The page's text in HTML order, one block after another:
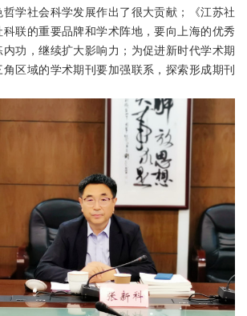
学社会科学发展作出了很大贡献；《江苏社
联的重要品牌和学术阵地，要向上海的优秀
功，继续扩大影响力；为促进新时代学术期
区域的学术期刊要加强联系，探索形成期刊